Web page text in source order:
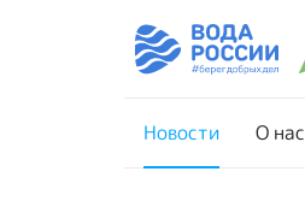
Новости О нас